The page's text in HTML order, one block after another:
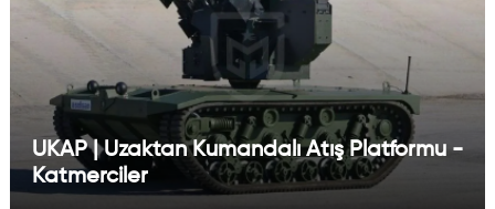
UKAP | Uzaktan Kumandalı Atış Platformu -
Katmerciler